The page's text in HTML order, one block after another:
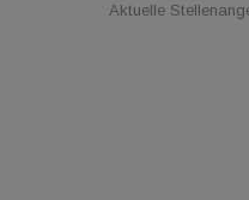
Aktuelle